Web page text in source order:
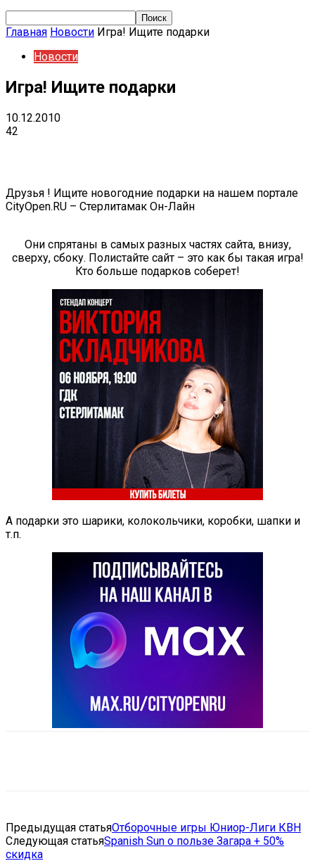
Главная Новости Игра! Ищите подарки
Новости
Игра! Ищите подарки
10.12.2010
42
Друзья ! Ищите новогодние подарки на нашем портале
CityOpen.RU – Стерлитамак Он-Лайн
Они спрятаны в самых разных частях сайта, внизу,
сверху, сбоку. Полистайте сайт – это как бы такая игра!
Кто больше подарков соберет!
А подарки это шарики, колокольчики, коробки, шапки и
т.п.
Предыдущая статьяОтборочные игры Юниор-Лиги КВН
Следующая статьяSpanish Sun о пользе Загара + 50%
скидка